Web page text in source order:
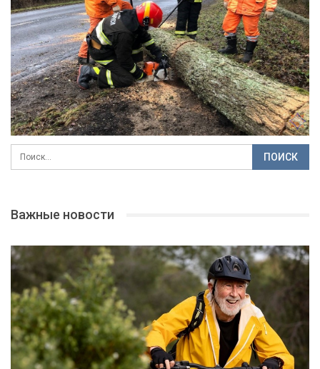
Важные новости